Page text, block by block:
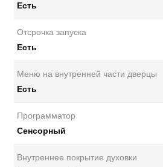
Есть
Отсрочка запуска
Есть
Меню на внутренней части дверцы
Есть
Программатор
Сенсорный
Внутреннее покрытие духовки